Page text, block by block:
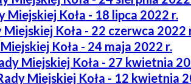
Miejskiej Koła - 18 lipca 2022 r.
Miejskiej Koła - 22 czerwca 2022
Koła - 24 maja 2022 r.
Miejskiej Koła - 27 kwietnia
Miejskiej Koła - 12 kwietnia